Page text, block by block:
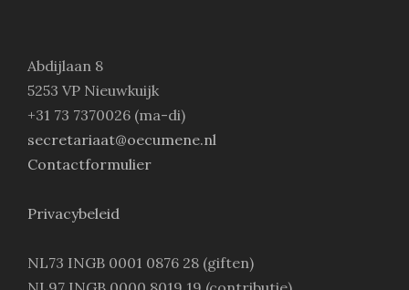
Abdijlaan 8
5253 VP Nieuwkuijk
+31 73 7370026 (ma-di)
secretariaat@oecumene.nl
Contactformulier
Privacybeleid
NL73 INGB 0001 0876 28 (giften)